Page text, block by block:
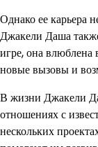
Однако ее карьера
Джакели Даша
игре, она влюблена
новые вызовы и
В жизни Джакели
отношениях с
нескольких